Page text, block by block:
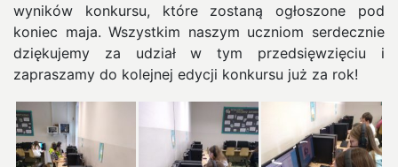
wyników konkursu, które zostaną ogłoszone pod
koniec maja. Wszystkim naszym uczniom serdecznie
dziękujemy za udział w tym przedsięwzięciu i
zapraszamy do kolejnej edycji konkursu już za rok!